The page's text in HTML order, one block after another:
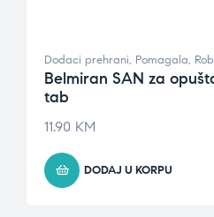
Dodaci prehrani, Pomagala,
Belmiran SAN za
tab
11.90 KM
DODAJ U KORPU